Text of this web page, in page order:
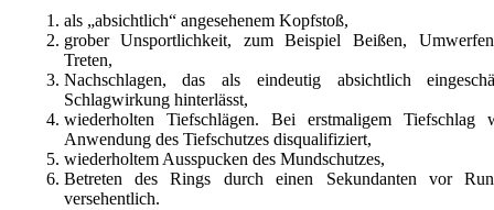
als „absichtlich“ angesehenem Kopfstoß,
grober Unsportlichkeit, zum Beispiel Beißen,
Treten,
Nachschlagen, das als eindeutig absichtlich
Schlagwirkung hinterlässt,
wiederholten Tiefschlägen. Bei erstmaligem
Anwendung des Tiefschutzes disqualifiziert,
wiederholtem Ausspucken des Mundschutzes,
Betreten des Rings durch einen Sekundanten vor
versehentlich.